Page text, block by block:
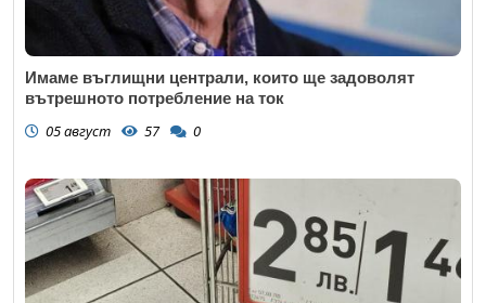
Имаме въглищни централи, които ще задоволят
вътрешното потребление на ток
05 август 57 0